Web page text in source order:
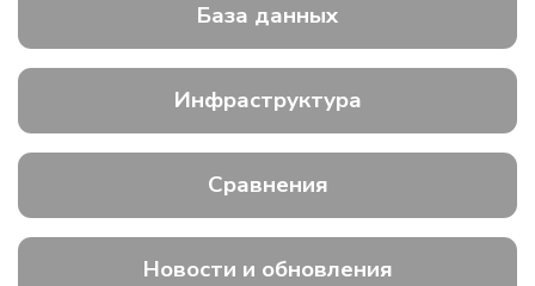
База данных
Инфраструктура
Сравнения
Новости и обновления